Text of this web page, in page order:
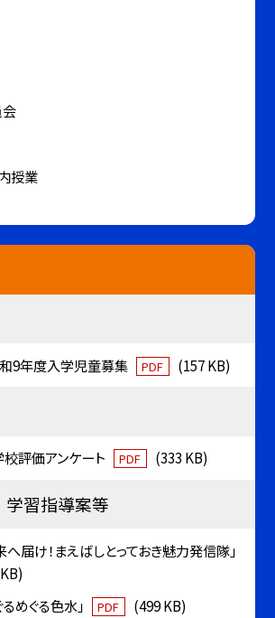
授業
9年度入学児童募集 PDF (157 KB)
評価アンケート PDF (333 KB)
習指導案等
へ届け！まえばしとっておき魅力発信隊」
めぐる色水」
PDF
(499 KB)